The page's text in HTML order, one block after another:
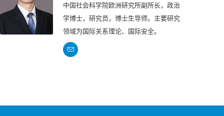
中国社会科学院欧洲研究所副所长，政治
学博士，研究员，博士生导师。主要研究
领域为国际关系理论、国际安全。